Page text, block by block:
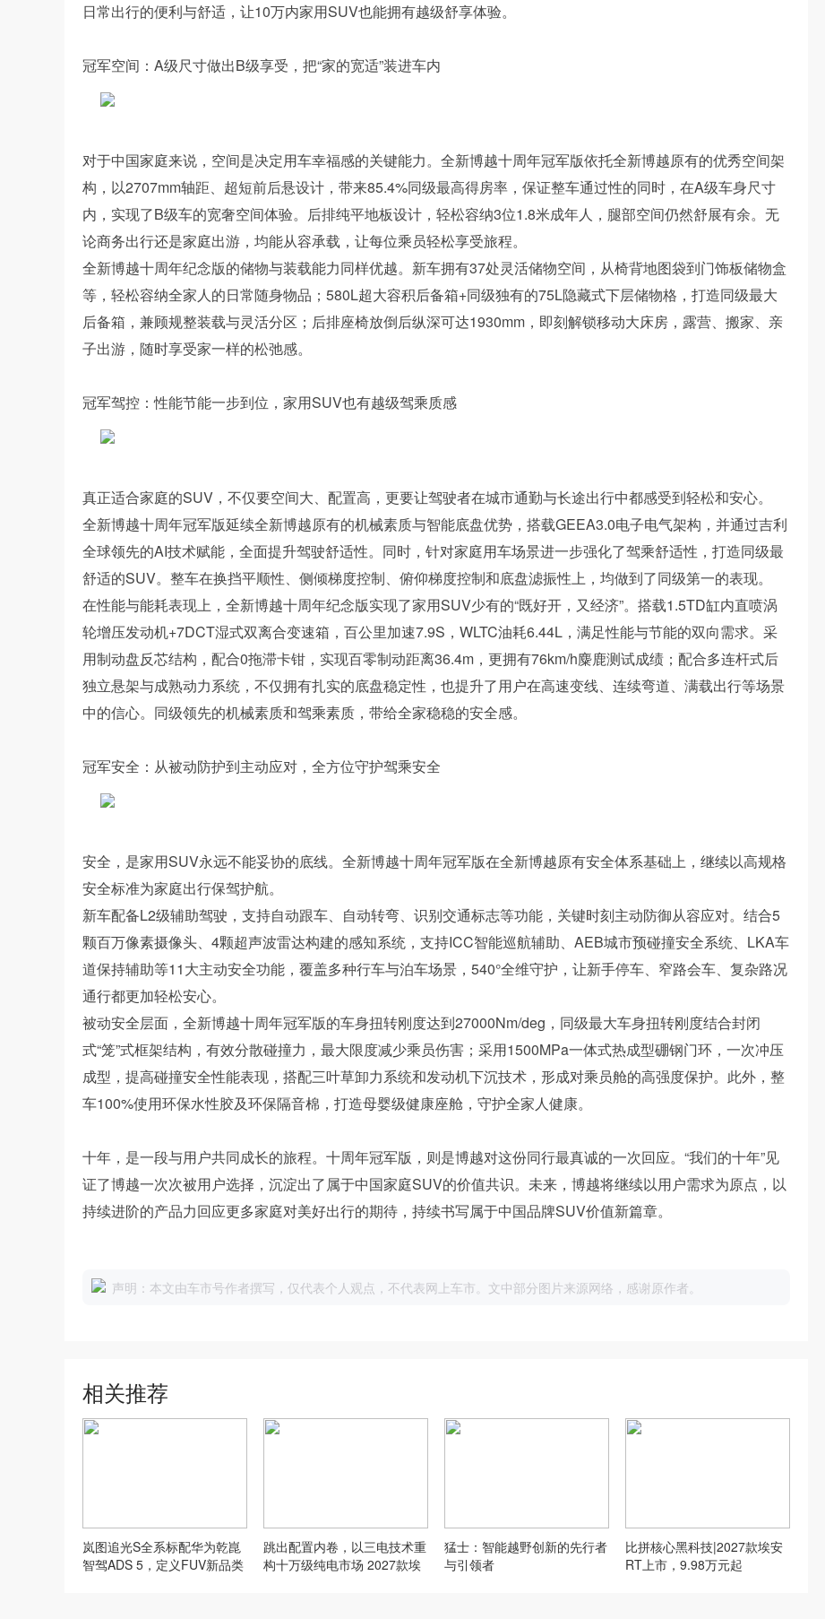
日常出行的便利与舒适，让10万内家用SUV也能拥有越级舒享体验。
冠军空间：A级尺寸做出B级享受，把“家的宽适”装进车内
对于中国家庭来说，空间是决定用车幸福感的关键能力。全新博越十周年冠军版依托全新博越原有的优秀空间架
构，以2707mm轴距、超短前后悬设计，带来85.4%同级最高得房率，保证整车通过性的同时，在A级车身尺寸
内，实现了B级车的宽奢空间体验。后排纯平地板设计，轻松容纳3位1.8米成年人，腿部空间仍然舒展有余。无
论商务出行还是家庭出游，均能从容承载，让每位乘员轻松享受旅程。
全新博越十周年纪念版的储物与装载能力同样优越。新车拥有37处灵活储物空间，从椅背地图袋到门饰板储物盒
等，轻松容纳全家人的日常随身物品；580L超大容积后备箱+同级独有的75L隐藏式下层储物格，打造同级最大
后备箱，兼顾规整装载与灵活分区；后排座椅放倒后纵深可达1930mm，即刻解锁移动大床房，露营、搬家、亲
子出游，随时享受家一样的松弛感。
冠军驾控：性能节能一步到位，家用SUV也有越级驾乘质感
真正适合家庭的SUV，不仅要空间大、配置高，更要让驾驶者在城市通勤与长途出行中都感受到轻松和安心。
全新博越十周年冠军版延续全新博越原有的机械素质与智能底盘优势，搭载GEEA3.0电子电气架构，并通过吉利
全球领先的AI技术赋能，全面提升驾驶舒适性。同时，针对家庭用车场景进一步强化了驾乘舒适性，打造同级最
舒适的SUV。整车在换挡平顺性、侧倾梯度控制、俯仰梯度控制和底盘滤振性上，均做到了同级第一的表现。
在性能与能耗表现上，全新博越十周年纪念版实现了家用SUV少有的“既好开，又经济”。搭载1.5TD缸内直喷涡
轮增压发动机+7DCT湿式双离合变速箱，百公里加速7.9S，WLTC油耗6.44L，满足性能与节能的双向需求。采
用制动盘反芯结构，配合0拖滞卡钳，实现百零制动距离36.4m，更拥有76km/h麋鹿测试成绩；配合多连杆式后
独立悬架与成熟动力系统，不仅拥有扎实的底盘稳定性，也提升了用户在高速变线、连续弯道、满载出行等场景
中的信心。同级领先的机械素质和驾乘素质，带给全家稳稳的安全感。
冠军安全：从被动防护到主动应对，全方位守护驾乘安全
安全，是家用SUV永远不能妥协的底线。全新博越十周年冠军版在全新博越原有安全体系基础上，继续以高规格
安全标准为家庭出行保驾护航。
新车配备L2级辅助驾驶，支持自动跟车、自动转弯、识别交通标志等功能，关键时刻主动防御从容应对。结合5
颗百万像素摄像头、4颗超声波雷达构建的感知系统，支持ICC智能巡航辅助、AEB城市预碰撞安全系统、LKA车
道保持辅助等11大主动安全功能，覆盖多种行车与泊车场景，540°全维守护，让新手停车、窄路会车、复杂路况
通行都更加轻松安心。
被动安全层面，全新博越十周年冠军版的车身扭转刚度达到27000Nm/deg，同级最大车身扭转刚度结合封闭
式“笼”式框架结构，有效分散碰撞力，最大限度减少乘员伤害；采用1500MPa一体式热成型硼钢门环，一次冲压
成型，提高碰撞安全性能表现，搭配三叶草卸力系统和发动机下沉技术，形成对乘员舱的高强度保护。此外，整
车100%使用环保水性胶及环保隔音棉，打造母婴级健康座舱，守护全家人健康。
十年，是一段与用户共同成长的旅程。十周年冠军版，则是博越对这份同行最真诚的一次回应。“我们的十年”见
证了博越一次次被用户选择，沉淀出了属于中国家庭SUV的价值共识。未来，博越将继续以用户需求为原点，以
持续进阶的产品力回应更多家庭对美好出行的期待，持续书写属于中国品牌SUV价值新篇章。
声明：本文由车市号作者撰写，仅代表个人观点，不代表网上车市。文中部分图片来源网络，感谢原作者。
相关推荐
岚图追光S全系标配华为乾崑
智驾ADS 5，定义FUV新品类
跳出配置内卷，以三电技术重
构十万级纯电市场 2027款埃
猛士：智能越野创新的先行者
与引领者
比拼核心黑科技|2027款埃安
RT上市，9.98万元起